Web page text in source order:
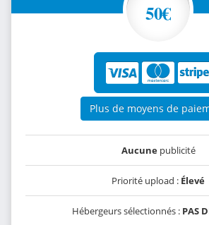
50€
Plus de moyens de
Aucunepublicité
Priorité upload : Élevé
Hébergeurs sélectionnés : PAS